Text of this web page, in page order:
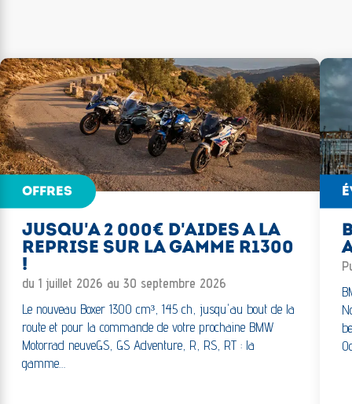
OFFRES
JUSQU'A 2 000€ D'AIDES A LA
REPRISE SUR LA GAMME R1300
!
du 1 juillet 2026 au 30 septembre 2026
Le nouveau Boxer 1300 cm³, 145 ch, jusqu'au bout de la
route et pour la commande de votre prochaine BMW
Motorrad neuveGS, GS Adventure, R, RS, RT : la
gamme…